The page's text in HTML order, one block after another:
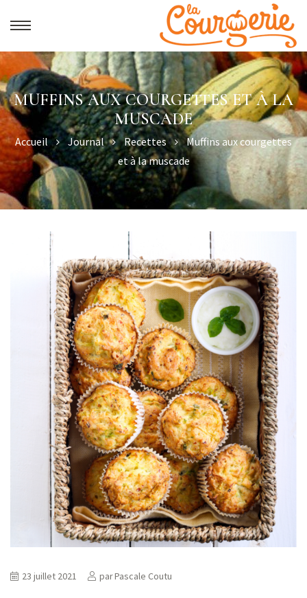
MUFFINS AUX COURGETTES ET À LA
MUSCADE
Accueil Journal Recettes
Muffins aux courgettes
et à la muscade
23 juillet 2021 parPascale Coutu